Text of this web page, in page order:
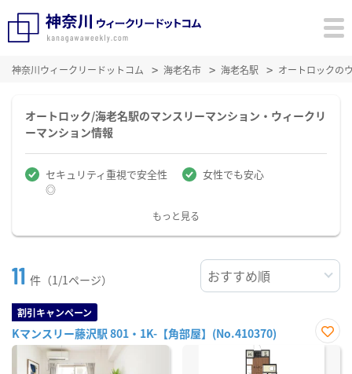
神奈川ウィークリードットコム 海老名市 海老名駅 オートロックの
オートロック/海老名駅のマンスリーマンション・ウィークリ
ーマンション情報
セキュリティ重視で安全性
◎
女性でも安心
もっと見る
11 件（1/1ページ）
割引キャンペーン
Kマンスリー藤沢駅 801・1K-【角部屋】(No.410370)
お気